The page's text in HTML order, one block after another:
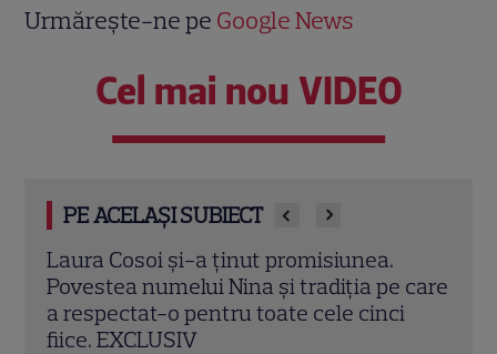
Urmărește-ne pe Google News
Cel mai nou VIDEO
PE ACELAȘI SUBIECT
Laura Cosoi a devenit mamă pentru a
cincea oară. Prima imagine cu fiica ei,
Nina, și povestea numelui ales. „Nu mă
satur să o privesc”